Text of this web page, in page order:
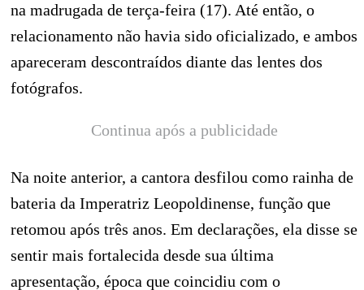
na madrugada de terça-feira (17). Até então, o
relacionamento não havia sido oficializado, e ambos
apareceram descontraídos diante das lentes dos
fotógrafos.
Continua após a publicidade
Na noite anterior, a cantora desfilou como rainha de
bateria da Imperatriz Leopoldinense, função que
retomou após três anos. Em declarações, ela disse se
sentir mais fortalecida desde sua última
apresentação, época que coincidiu com o